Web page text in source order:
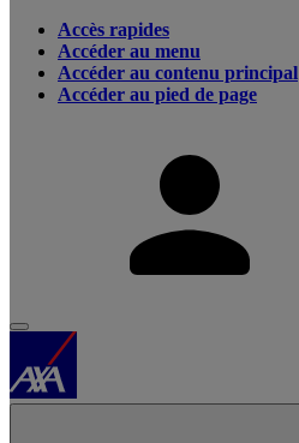
Accès rapides
Accéder au menu
Accéder au contenu principal
Accéder au pied de page